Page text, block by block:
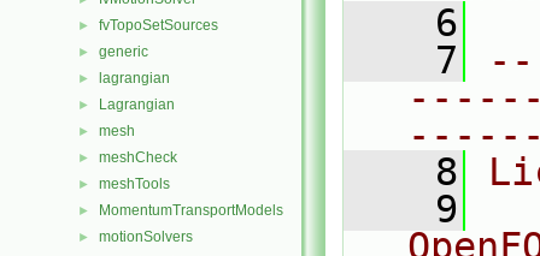
► fvTopoSetSources
► generic
► lagrangian
► Lagrangian
► mesh
► meshCheck
► meshTools
► MomentumTransportModels
► motionSolvers
    6
    7
    8
    9